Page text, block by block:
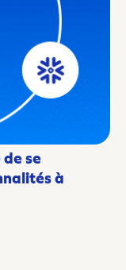
de se
à